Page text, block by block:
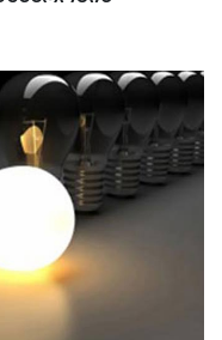
ᲠᲐ ᲨᲔᲘᲪᲕᲐᲚᲐ